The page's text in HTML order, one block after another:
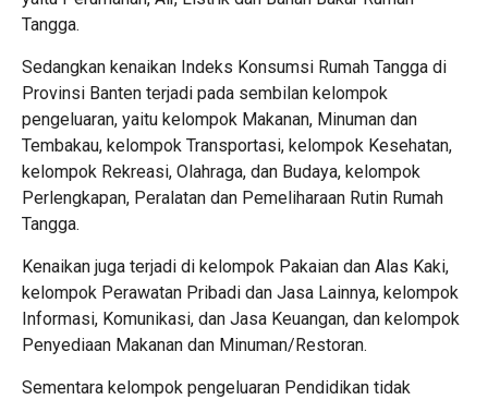
Tangga.
Sedangkan kenaikan Indeks Konsumsi Rumah Tangga di
Provinsi Banten terjadi pada sembilan kelompok
pengeluaran, yaitu kelompok Makanan, Minuman dan
Tembakau, kelompok Transportasi, kelompok Kesehatan,
kelompok Rekreasi, Olahraga, dan Budaya, kelompok
Perlengkapan, Peralatan dan Pemeliharaan Rutin Rumah
Tangga.
Kenaikan juga terjadi di kelompok Pakaian dan Alas Kaki,
kelompok Perawatan Pribadi dan Jasa Lainnya, kelompok
Informasi, Komunikasi, dan Jasa Keuangan, dan kelompok
Penyediaan Makanan dan Minuman/Restoran.
Sementara kelompok pengeluaran Pendidikan tidak